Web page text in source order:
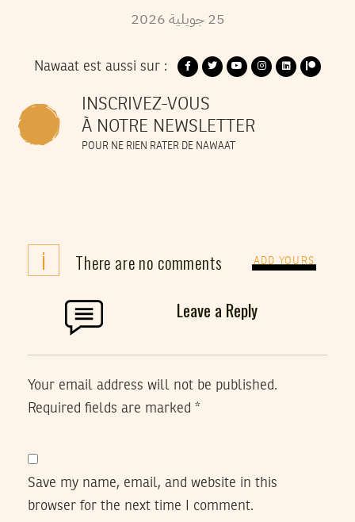
25 جويلية2026
Nawaat est aussi sur :
INSCRIVEZ-VOUS
À NOTRE NEWSLETTER
POUR NE RIEN RATER DE NAWAAT
i There are no comments ADD YOURS
Leave a Reply
Your email address will not be published.
Required fields are marked *
Save my name, email, and website in this
browser for the next time I comment.